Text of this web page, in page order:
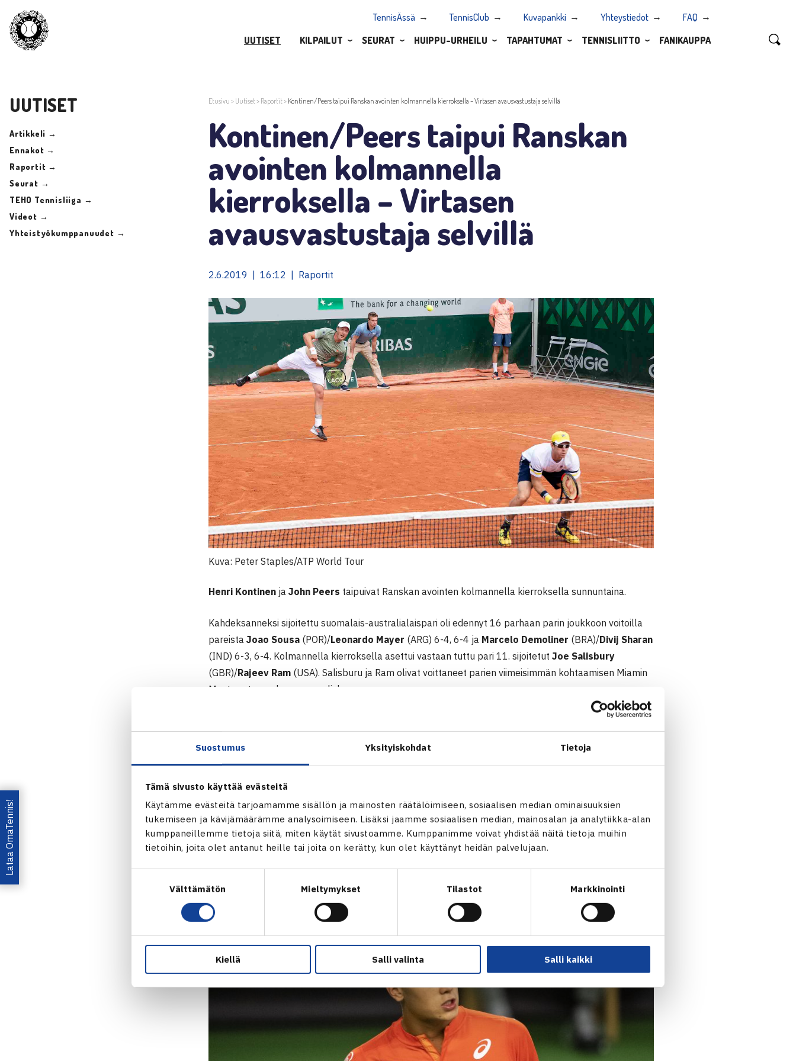
Suostumus Yksityiskohdat Tietoja
Tämä sivusto käyttää evästeitä
Käytämme evästeitä tarjoamamme sisällön ja mainosten räätälöimiseen, sosiaalisen median ominaisuuksien
tukemiseen ja kävijämäärämme analysoimiseen. Lisäksi jaamme sosiaalisen median, mainosalan ja analytiikka-alan
kumppaneillemme tietoja siitä, miten käytät sivustoamme. Kumppanimme voivat yhdistää näitä tietoja muihin
tietoihin, joita olet antanut heille tai joita on kerätty, kun olet käyttänyt heidän palvelujaan.
Välttämätön Mieltymykset Tilastot Markkinointi
Kiellä Salli valinta Salli kaikki
TennisÄssä TennisClub Kuvapankki Yhteystiedot
FAQ
UUTISET
KILPAILUT SEURAT HUIPPU-URHEILU TAPAHTUMAT TENNISLIITTO FANIKAUPPA
UUTISET
Artikkeli →
Ennakot →
Raportit →
Seurat →
TEHO Tennisliiga →
Videot →
Yhteistyökumppanuudet →
Etusivu > Uutiset> Raportit> Kontinen/Peers taipui Ranskan avointen kolmannella kierroksella – Virtasen avausvastustaja selvillä
Kontinen/Peers taipui Ranskan
avointen kolmannella
kierroksella – Virtasen
avausvastustaja selvillä
2.6.2019 | 16:12 | Raportit
Kuva: Peter Staples/ATP World Tour
Henri Kontinen ja John Peers taipuivat Ranskan avointen kolmannella kierroksella sunnuntaina.
Kahdeksanneksi sijoitettu suomalais-australialaispari oli edennyt 16 parhaan parin joukkoon voitoilla
pareista Joao Sousa (POR)/Leonardo Mayer (ARG) 6-4, 6-4 ja Marcelo Demoliner (BRA)/Divij Sharan
(IND) 6-3, 6-4. Kolmannella kierroksella asettui vastaan tuttu pari 11. sijoitetut Joe Salisbury
(GBR)/Rajeev Ram (USA). Salisburu ja Ram olivat voittaneet parien viimeisimmän kohtaamisen Miamin
Masters-turnauksessa maaliskuussa.
Tälläkin kertaa duon Kontinen/Peers oli taipuminen brittiläisen ja yhdysvaltalaisen edessä eräluvuin 6-
KAAVIOT
Virtanen tavoittelee menestystä poikien sarjassa
Suomalaisittain katseet kiinnittyvät seuraavaksi 17-vuotiaanOtto Virtasenotteluihin. Virtanen on
poikien kaksinpelissä yhdeksänneksi sijoitettuna. Suomalainen kohtaa avauskierroksella espanjalaisen
Pablo Llamas Ruizin.
KAAVIOT
Lataa OmaTennis!